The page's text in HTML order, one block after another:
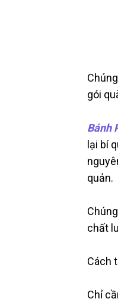
gói
Bánh
lại bí
quản.
chất
Cách
Chỉ